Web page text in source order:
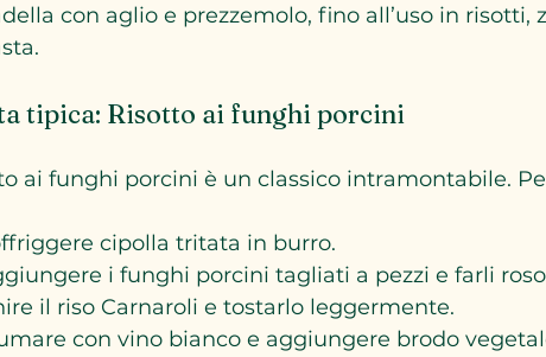
con aglio e prezzemolo, fino all’uso in risotti,
tipica: Risotto ai funghi porcini
ai funghi porcini è un classico intramontabile.
cipolla tritata in burro.
i funghi porcini tagliati a pezzi e farli
il riso Carnaroli e tostarlo leggermente.
con vino bianco e aggiungere brodo